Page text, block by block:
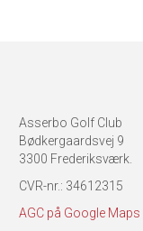
Asserbo Golf Club
Bødkergaardsvej 9
3300 Frederiksværk.
CVR-nr.: 34612315
AGC på Google Maps